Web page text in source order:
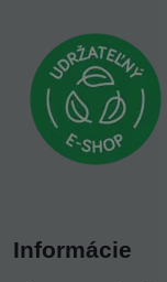
Informácie